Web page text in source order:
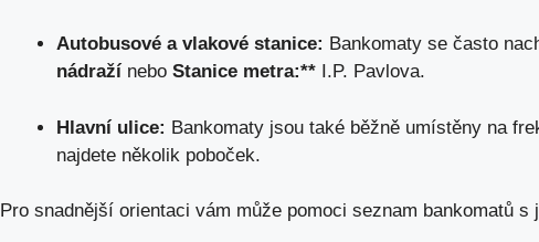
Autobusové a vlakové ‌stanice: ⁤Bankomaty se často⁣
nádraží nebo⁢ Stanice metra:** I.P. ⁤Pavlova.
Hlavní ulice: Bankomaty jsou také běžně ‌umístěny na
najdete několik poboček.
Pro snadnější orientaci‍ vám může pomoci⁣ seznam bankomatů​